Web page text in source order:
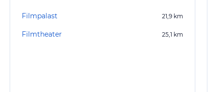
Filmpalast 21,9 km
Filmtheater 25,1 km